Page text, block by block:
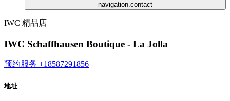
navigation.contact
IWC 精品店
IWC Schaffhausen Boutique - La Jolla
预约服务 +18587291856
地址